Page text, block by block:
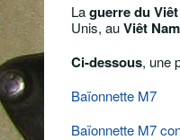
Laguerre du
Unis, auViêt Nam
Ci-dessous, une
Baïonnette M7
Baïonnette M7